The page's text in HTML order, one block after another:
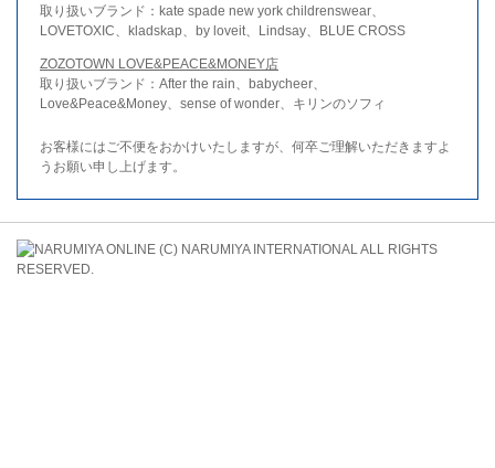
取り扱いブランド：kate spade new york childrenswear、
LOVETOXIC、kladskap、by loveit、Lindsay、BLUE CROSS
ZOZOTOWN LOVE&PEACE&MONEY店
取り扱いブランド：After the rain、babycheer、
Love&Peace&Money、sense of wonder、キリンのソフィ
お客様にはご不便をおかけいたしますが、何卒ご理解いただきますよ
うお願い申し上げます。